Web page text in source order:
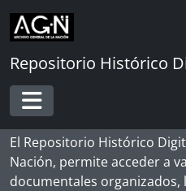
Skip to main content
Repositorio Histórico
Toggle navigation
El Repositorio Histórico
Nación, permite acceder a
documentales
[Unidad
[Unidad